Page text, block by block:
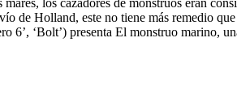
de Holland, este no tiene más remedio
6’, ‘Bolt’) presenta El monstruo marino,